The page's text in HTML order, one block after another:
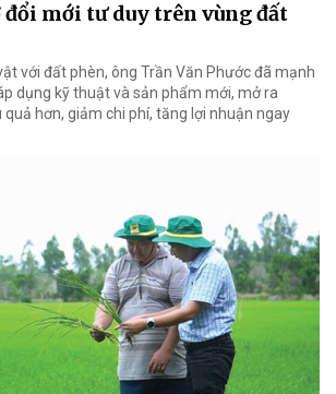
đổi mới tư duy trên vùng đất
với đất phèn, ông Trần Văn Phước đã mạnh
dụng kỹ thuật và sản phẩm mới, mở ra
quả hơn, giảm chi phí, tăng lợi nhuận ngay